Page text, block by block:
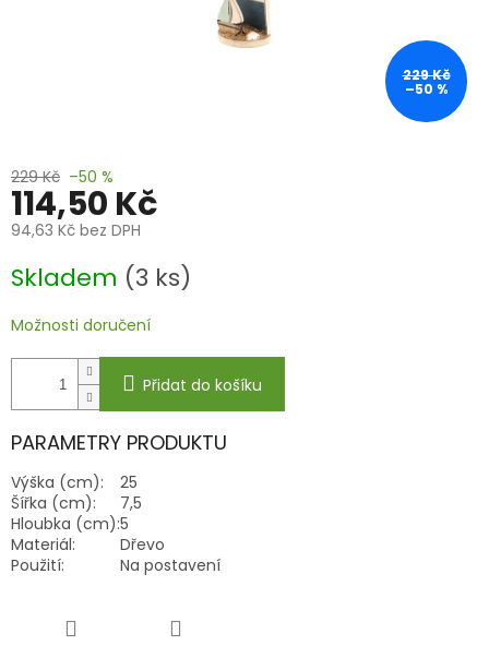
229 Kč
–50 %
229 Kč –50 %
114,50 Kč
94,63 Kč bez DPH
cena:
Skladem (3 ks)
Možnosti doručení
Přidat do košíku
PARAMETRY PRODUKTU
Výška (cm):
25
Šířka (cm):
7,5
Hloubka (cm):5
Materiál:
Dřevo
Použití:
Na postavení